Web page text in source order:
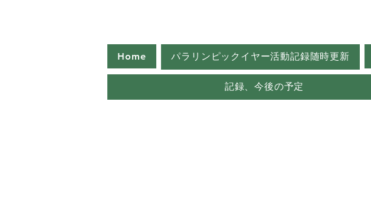
Home パラリンピックイヤー活動記録随時更新
記録、今後の予定